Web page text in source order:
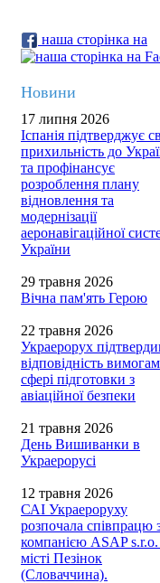
наша сторінка на
Новини
17 липня 2026
Іспанія підтверджує
прихильність до
та профінансує
розроблення плану
відновлення та
модернізації
аеронавігаційної
України
29 травня 2026
Вічна пам'ять Герою
22 травня 2026
Украерорух
відповідність
сфері підготовки з
авіаційної безпеки
21 травня 2026
День Вишиванки в
Украерорусі
12 травня 2026
САІ Украероруху
розпочала співпрацю
компанією ASAP
місті Пезінок
(Словаччина).